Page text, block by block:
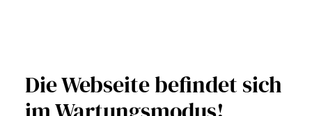
Die Webseite befindet sich